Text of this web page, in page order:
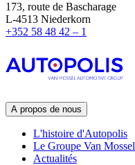
173, route de Bascharage
L-4513 Niederkorn
+352 58 48 42 – 1
A propos de nous
L'histoire d'Autopolis
Le Groupe Van Mossel
Actualités